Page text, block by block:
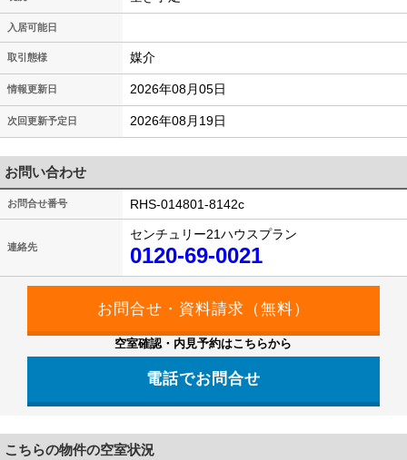
入居可能日
取引態様 媒介
情報更新日 2026年08月05日
次回更新予定日 2026年08月19日
お問い合わせ
お問合せ番号 RHS-014801-8142c
連絡先
センチュリー21ハウスプラン
0120-69-0021
空室確認・内見予約はこちらから
電話でお問合せ
こちらの物件の空室状況